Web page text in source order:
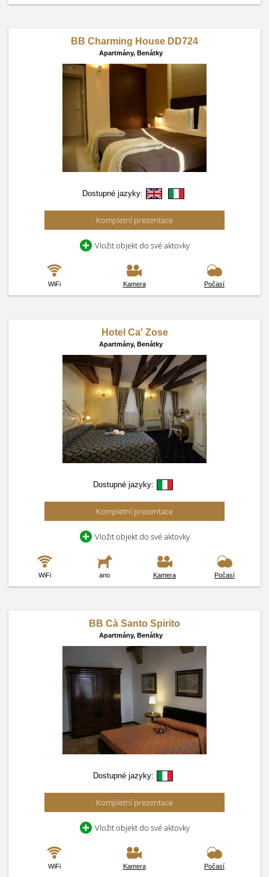
BB Charming House DD724
Apartmány, Benátky
Dostupné jazyky:
Kompletní prezentace
Vložit objekt do své aktovky
WiFi Kamera Počasí
Hotel Ca' Zose
Apartmány, Benátky
Dostupné jazyky:
Kompletní prezentace
Vložit objekt do své aktovky
WiFi ano Kamera Počasí
BB Cà Santo Spirito
Apartmány, Benátky
Dostupné jazyky:
Kompletní prezentace
Vložit objekt do své aktovky
WiFi Kamera Počasí